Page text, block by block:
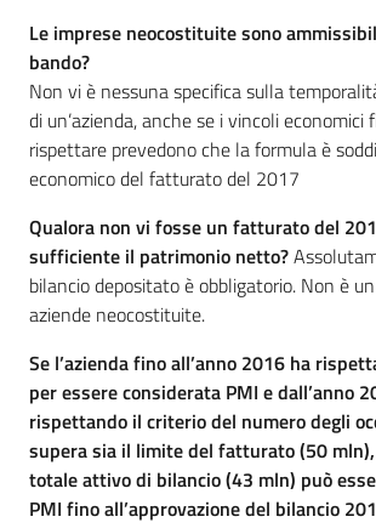
Le imprese neocostituite sono
bando?
Non vi è nessuna specifica sulla
di un’azienda, anche se i vincoli economici
rispettare prevedono che la formula è
economico del fatturato del 2017
Qualora non vi fosse un fatturato del
sufficiente il patrimonio netto?
bilancio depositato è obbligatorio. Non è
aziende neocostituite.
Se l’azienda fino all’anno 2016 ha
per essere considerata PMI e dall’anno
rispettando il criterio del numero degli
supera sia il limite del fatturato (50
totale attivo di bilancio (43 mln) può
PMI fino all’approvazione del bilancio